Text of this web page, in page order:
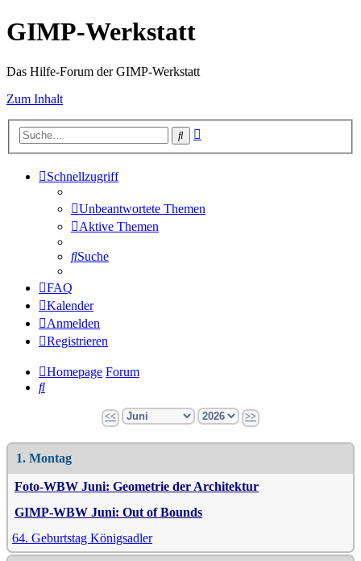
GIMP-Werkstatt
Das Hilfe-Forum der GIMP-Werkstatt
Zum Inhalt
Suche
Schnellzugriff
Unbeantwortete Themen
Aktive Themen
Suche
FAQ
Kalender
Anmelden
Registrieren
Homepage Forum
Suche
<< >>
1. Montag
Foto-WBW Juni: Geometrie der Architektur
GIMP-WBW Juni: Out of Bounds
64. Geburtstag Königsadler